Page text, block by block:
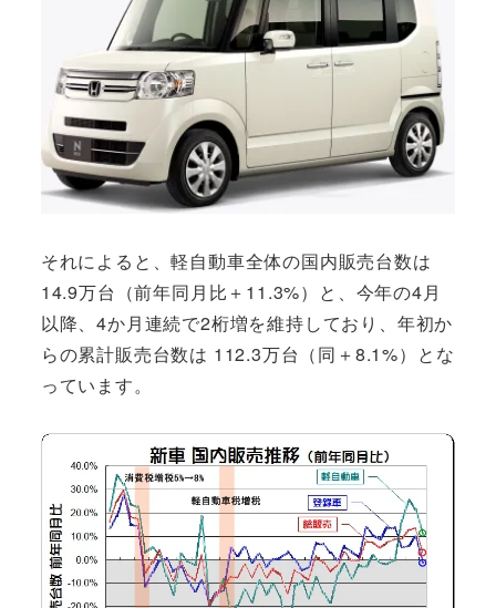
それによると、軽自動車全体の国内販売台数は
14.9万台（前年同月比＋11.3%）と、今年の4月
以降、4か月連続で2桁増を維持しており、年初か
らの累計販売台数は 112.3万台（同＋8.1%）とな
っています。